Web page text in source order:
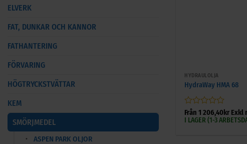
ELVERK
FAT, DUNKAR OCH KANNOR
FATHANTERING
FÖRVARING
HÖGTRYCKSTVÄTTAR
KEM
SMÖRJMEDEL
ASPEN PARK OLJOR
HYDRAULOLJA
HydraWay HMA 68
Betygsatt
0
Från1 206,40 kr Exkl
I LAGER (1-3